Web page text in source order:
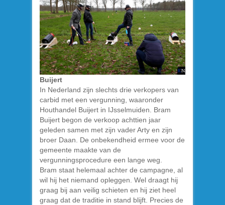
Buijert
In Nederland zijn slechts drie verkopers van
carbid met een vergunning, waaronder
Houthandel Buijert in IJsselmuiden. Bram
Buijert begon de verkoop achttien jaar
geleden samen met zijn vader Arty en zijn
broer Daan. De onbekendheid ermee voor de
gemeente maakte van de
vergunningsprocedure een lange weg.
Bram staat helemaal achter de campagne, al
wil hij het niemand opleggen. Wel draagt hij
graag bij aan veilig schieten en hij ziet heel
graag dat de traditie in stand blijft. Precies de